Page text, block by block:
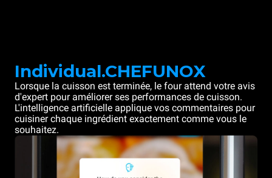
Individual.CHEFUNOX
Lorsque la cuisson est terminée, le four attend votre avis
d'expert pour améliorer ses performances de cuisson.
L'intelligence artificielle applique vos commentaires pour
cuisiner chaque ingrédient exactement comme vous le
souhaitez.